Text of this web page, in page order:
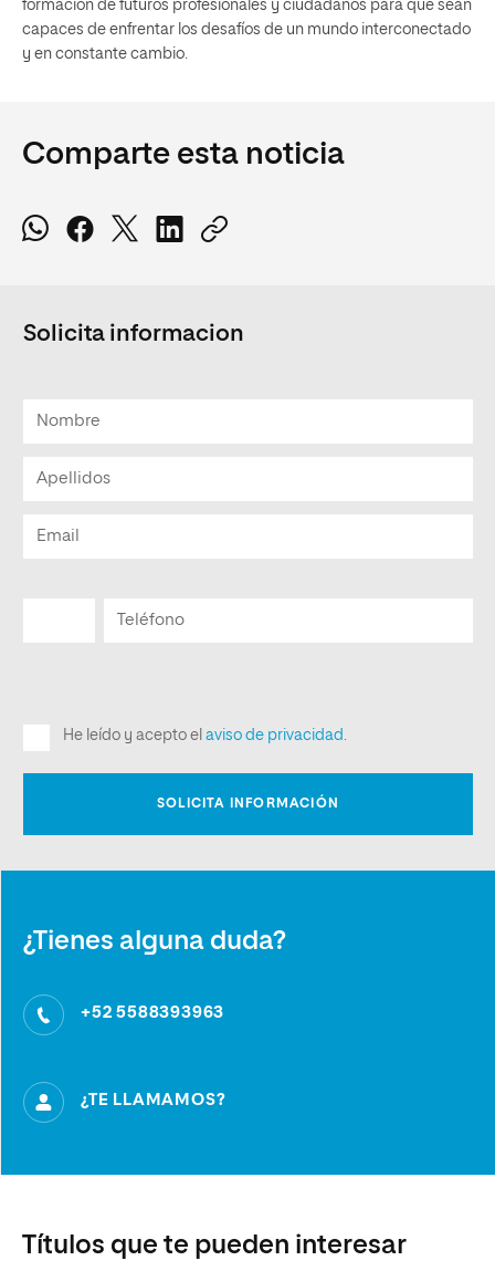
formación de futuros profesionales y ciudadanos para que sean
capaces de enfrentar los desafíos de un mundo interconectado
y en constante cambio.
Comparte esta noticia
Solicita informacion
¿Tienes alguna duda?
+52 5588393963
¿TE LLAMAMOS?
Títulos que te pueden interesar